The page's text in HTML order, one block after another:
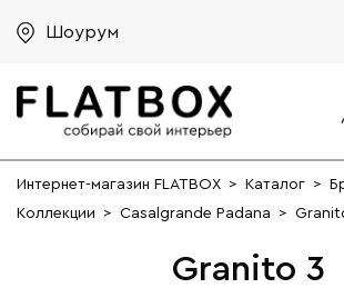
Шоурум
Интернет-магазин FLATBOX > Каталог >
Коллекции
> Casalgrande Padana >
Granito 3